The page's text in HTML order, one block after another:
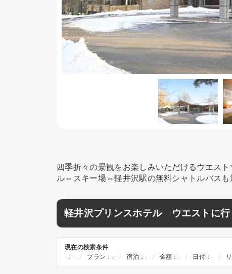
四季折々の景観をお楽しみいただけるウエス
ル⇔スキー場⇔軽井沢駅の無料シャトルバスも
軽井沢プリンスホテル ウエストに行
現在の検索条件
-：-
プラン：- 宿泊：- 金額：- 日付：-